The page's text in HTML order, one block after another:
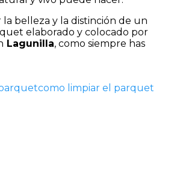
belleza y la distinción de un
elaborado y colocado por
Lagunilla, como siempre has
como limpiar el parquet